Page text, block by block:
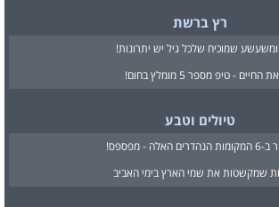
רץ ברשת
טיולים וטבע
מפספס!